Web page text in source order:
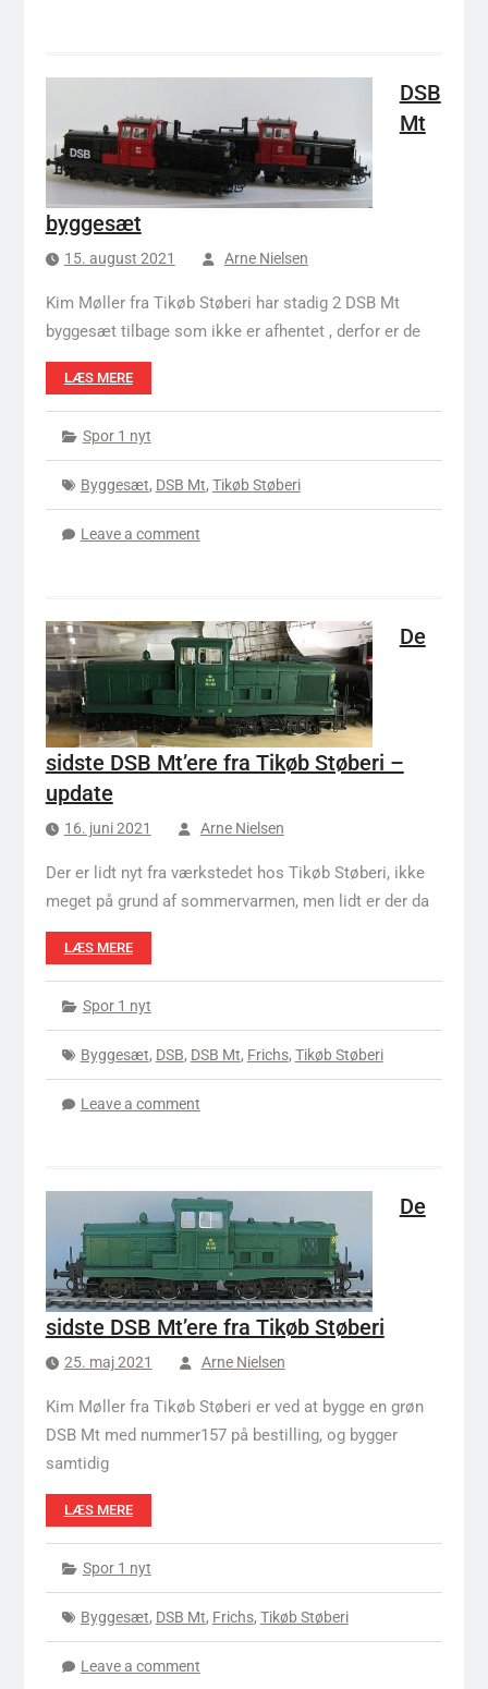
DSB
Mt
byggesæt
15. august 2021 Arne Nielsen
Kim Møller fra Tikøb Støberi har stadig 2 DSB Mt
byggesæt tilbage som ikke er afhentet , derfor er de
LÆS MERE
Spor 1 nyt
Byggesæt, DSB Mt, Tikøb Støberi
Leave a comment
De
sidste DSB Mt’ere fra Tikøb Støberi –
update
16. juni 2021 Arne Nielsen
Der er lidt nyt fra værkstedet hos Tikøb Støberi, ikke
meget på grund af sommervarmen, men lidt er der da
LÆS MERE
Spor 1 nyt
Byggesæt, DSB, DSB Mt, Frichs, Tikøb Støberi
Leave a comment
De
sidste DSB Mt’ere fra Tikøb Støberi
25. maj 2021 Arne Nielsen
Kim Møller fra Tikøb Støberi er ved at bygge en grøn
DSB Mt med nummer157 på bestilling, og bygger
samtidig
LÆS MERE
Spor 1 nyt
Byggesæt, DSB Mt, Frichs, Tikøb Støberi
Leave a comment